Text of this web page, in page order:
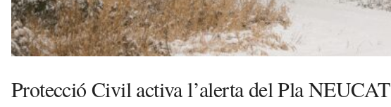
Protecció Civil activa l’alerta del Pla NEUCAT